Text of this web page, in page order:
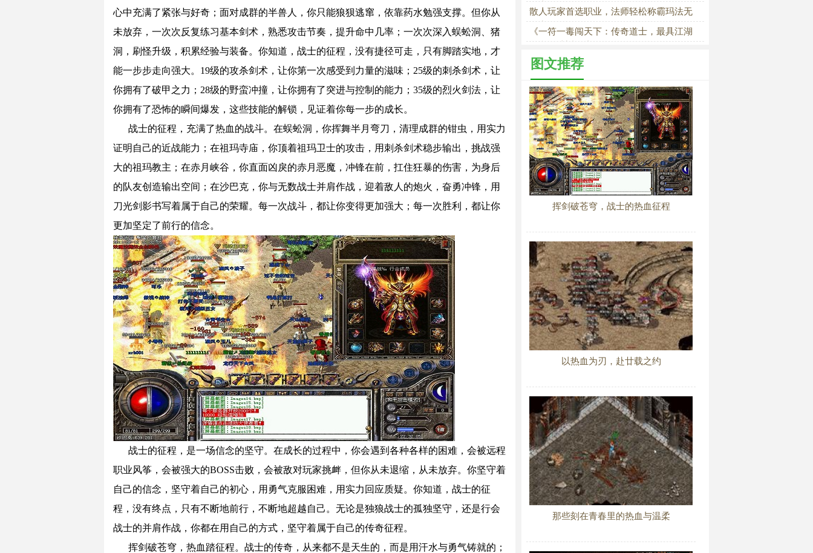
心中充满了紧张与好奇；面对成群的半兽人，你只能狼狈逃窜，依靠药水勉强支撑。但你从
未放弃，一次次反复练习基本剑术，熟悉攻击节奏，提升命中几率；一次次深入蜈蚣洞、猪
洞，刷怪升级，积累经验与装备。你知道，战士的征程，没有捷径可走，只有脚踏实地，才
能一步步走向强大。19级的攻杀剑术，让你第一次感受到力量的滋味；25级的刺杀剑术，让
你拥有了破甲之力；28级的野蛮冲撞，让你拥有了突进与控制的能力；35级的烈火剑法，让
你拥有了恐怖的瞬间爆发，这些技能的解锁，见证着你每一步的成长。
战士的征程，充满了热血的战斗。在蜈蚣洞，你挥舞半月弯刀，清理成群的钳虫，用实力
证明自己的近战能力；在祖玛寺庙，你顶着祖玛卫士的攻击，用刺杀剑术稳步输出，挑战强
大的祖玛教主；在赤月峡谷，你直面凶戾的赤月恶魔，冲锋在前，扛住狂暴的伤害，为身后
的队友创造输出空间；在沙巴克，你与无数战士并肩作战，迎着敌人的炮火，奋勇冲锋，用
刀光剑影书写着属于自己的荣耀。每一次战斗，都让你变得更加强大；每一次胜利，都让你
更加坚定了前行的信念。
战士的征程，是一场信念的坚守。在成长的过程中，你会遇到各种各样的困难，会被远程
职业风筝，会被强大的BOSS击败，会被敌对玩家挑衅，但你从未退缩，从未放弃。你坚守着
自己的信念，坚守着自己的初心，用勇气克服困难，用实力回应质疑。你知道，战士的征
程，没有终点，只有不断地前行，不断地超越自己。无论是独狼战士的孤独坚守，还是行会
战士的并肩作战，你都在用自己的方式，坚守着属于自己的传奇征程。
挥剑破苍穹，热血踏征程。战士的传奇，从来都不是天生的，而是用汗水与勇气铸就的；
勇士赞歌》
散人玩家首选职业，法师轻松称霸玛法无
压力
《一符一毒闯天下：传奇道士，最具江湖
图文推荐
挥剑破苍穹，战士的热血征程
以热血为刃，赴廿载之约
那些刻在青春里的热血与温柔